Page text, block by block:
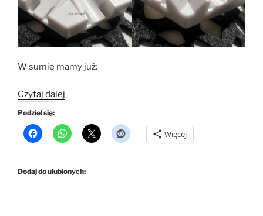
W sumie mamy już:
Czytaj dalej
Gravitrax
–
22”
Podziel się:
Więcej
Dodaj do ulubionych: